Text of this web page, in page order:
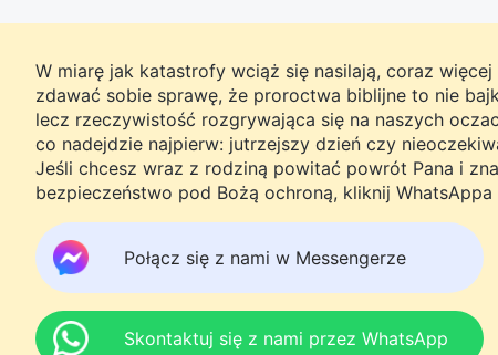
W miarę jak katastrofy wciąż się nasilają, coraz
zdawać sobie sprawę, że proroctwa biblijne to nie
lecz rzeczywistość rozgrywająca się na naszych
co nadejdzie najpierw: jutrzejszy dzień czy
Jeśli chcesz wraz z rodziną powitać powrót Pana i
bezpieczeństwo pod Bożą ochroną, kliknij WhatsAppa
Messengera, aby dołączyć do naszej grupy studyjnej.
tego do jutra.
Połącz się z nami w Messengerze
Skontaktuj się z nami przez WhatsApp